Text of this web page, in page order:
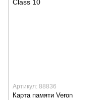
Артикул: 88836
Карта памяти Veron